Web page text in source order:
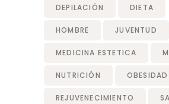
DEPILACIÓN DIETA
HOMBRE JUVENTUD
MEDICINA ESTETICA
NUTRICIÓN OBESIDAD
REJUVENECIMIENTO